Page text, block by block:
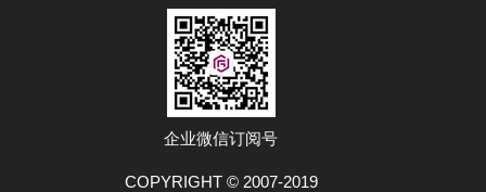
企业微信订阅号
COPYRIGHT © 2007-2019